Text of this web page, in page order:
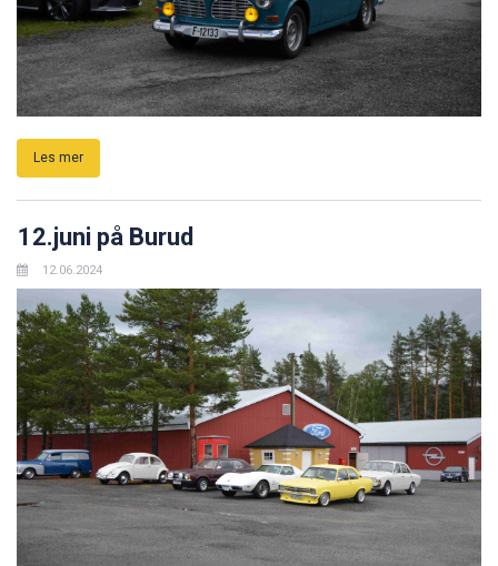
Les mer
12.juni på Burud
12.06.2024